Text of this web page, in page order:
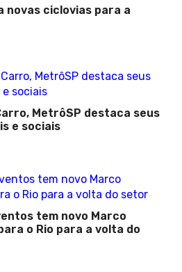
ciclovias para a
MetrôSP destaca seus
e sociais
tem novo Marco
o Rio para a volta do